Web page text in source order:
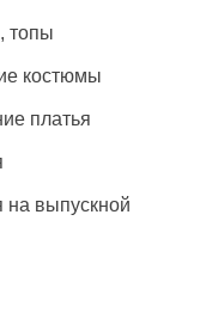
топы
костюмы
платья
на выпускной